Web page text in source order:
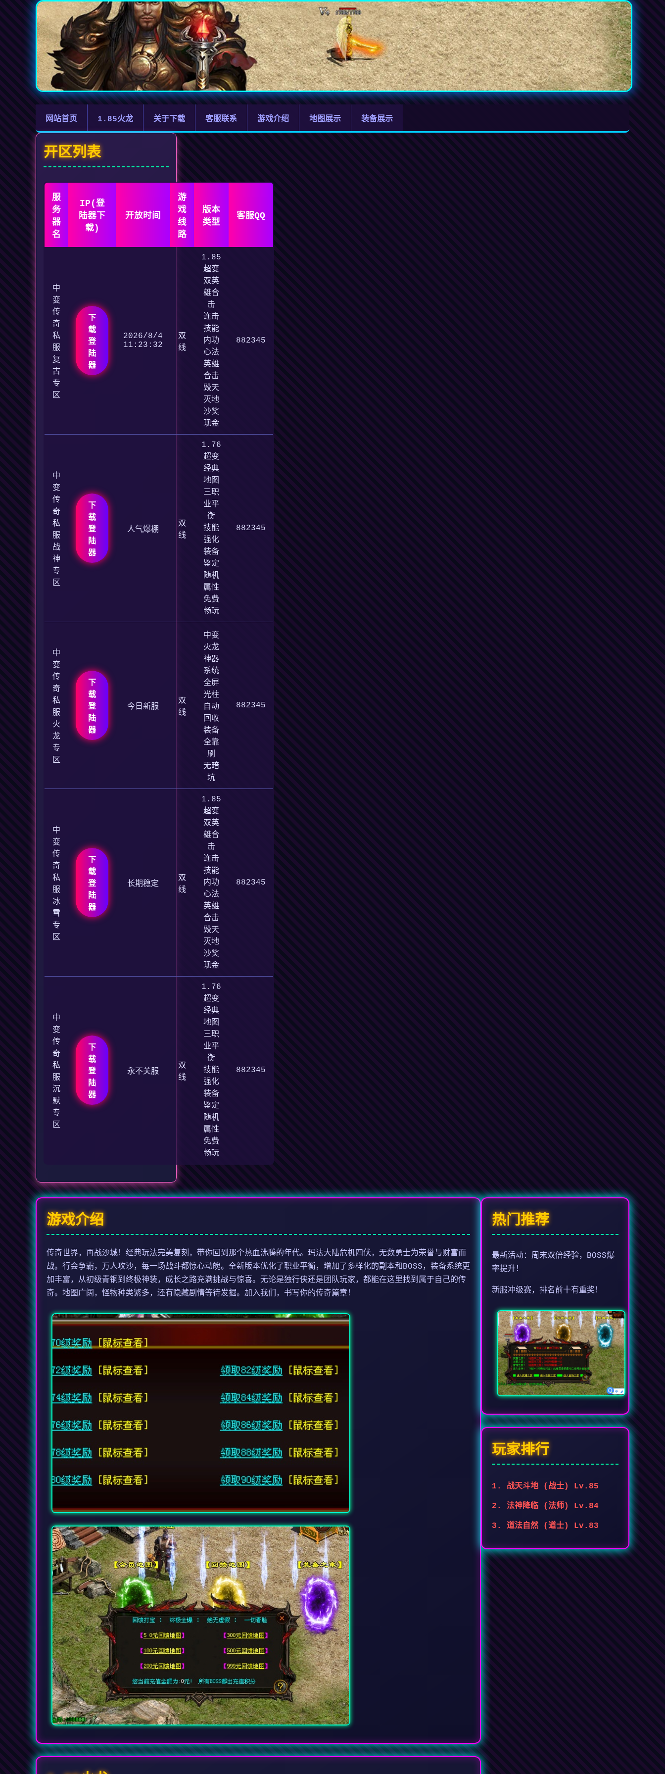
网站首页 1.85火龙 关于下载 客服联系 游戏介绍 地图展示 装备展示
开区列表
服
务
器
名
IP(登
陆器下
载)
开放时间
游
戏
线
路
版本
类型
客服QQ
中
变
传
奇
私
服
复
古
专
区
下
载
登
陆
器
2026/8/4
11:23:32
双
线
1.85
超变
双英
雄合
击
连击
技能
内功
心法
英雄
合击
毁天
灭地
沙奖
现金
882345
中
变
传
奇
私
服
战
神
专
区
下
载
登
陆
器
人气爆棚
双
线
1.76
超变
经典
地图
三职
业平
衡
技能
强化
装备
鉴定
随机
属性
免费
畅玩
882345
中
变
传
奇
私
服
火
龙
专
区
下
载
登
陆
器
今日新服
双
线
中变
火龙
神器
系统
全屏
光柱
自动
回收
装备
全靠
刷
无暗
坑
882345
中
变
传
奇
私
服
冰
雪
专
区
下
载
登
陆
器
长期稳定
双
线
1.85
超变
双英
雄合
击
连击
技能
内功
心法
英雄
合击
毁天
灭地
沙奖
现金
882345
中
变
传
奇
私
服
沉
默
专
区
下
载
登
陆
器
永不关服
双
线
1.76
超变
经典
地图
三职
业平
衡
技能
强化
装备
鉴定
随机
属性
免费
畅玩
882345
游戏介绍
传奇世界，再战沙城！经典玩法完美复刻，带你回到那个热血沸腾的年代。玛法大陆危机四伏，无数勇士为荣誉与财富而
战。行会争霸，万人攻沙，每一场战斗都惊心动魄。全新版本优化了职业平衡，增加了多样化的副本和BOSS，装备系统更
加丰富，从初级青铜到终极神装，成长之路充满挑战与惊喜。无论是独行侠还是团队玩家，都能在这里找到属于自己的传
奇。地图广阔，怪物种类繁多，还有隐藏剧情等待发掘。加入我们，书写你的传奇篇章！
热门推荐
最新活动：周末双倍经验，BOSS爆
率提升！
新服冲级赛，排名前十有重奖！
玩家排行
1. 战天斗地 (战士) Lv.85
2. 法神降临 (法师) Lv.84
3. 道法自然 (道士) Lv.83